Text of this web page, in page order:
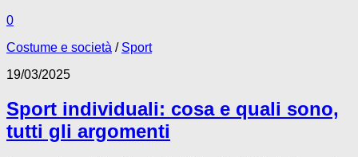
0
Costume e società / Sport
19/03/2025
Sport individuali: cosa e quali sono,
tutti gli argomenti